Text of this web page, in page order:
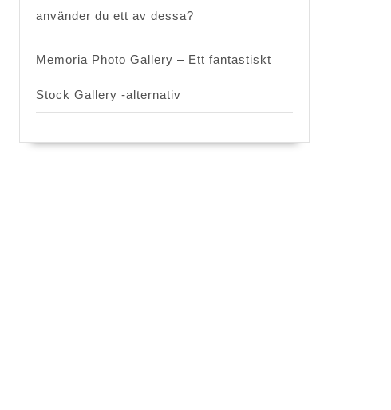
använder du ett av dessa?
Memoria Photo Gallery – Ett fantastiskt
Stock Gallery -alternativ